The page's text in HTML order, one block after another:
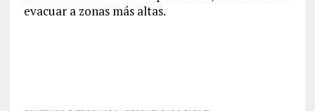
evacuar a zonas más altas.